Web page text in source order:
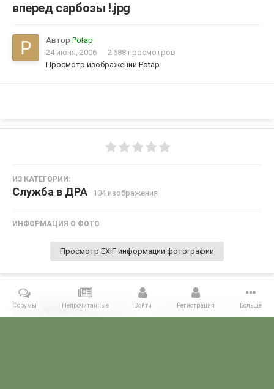
вперед сарбозы !.jpg
Автор Potap
24 июня, 2006
2 688 просмотров
Просмотр изображений Potap
ИЗ КАТЕГОРИИ:
Служба в ДРА · 104 изображения
ИНФОРМАЦИЯ О ФОТО
Просмотр EXIF информации фотографии
Поделиться Подписчики 0
Форумы Непрочитанные Войти Регистрация Больше